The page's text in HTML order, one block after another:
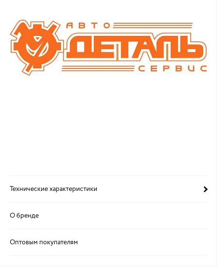
Технические характеристики
О бренде
Оптовым покупателям